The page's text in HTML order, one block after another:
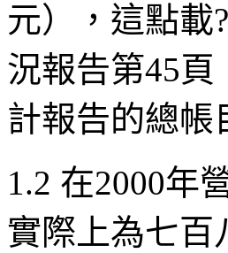
元），這點載
況報告第45頁
計報告的總帳
1.2 在2000年
實際上為七百